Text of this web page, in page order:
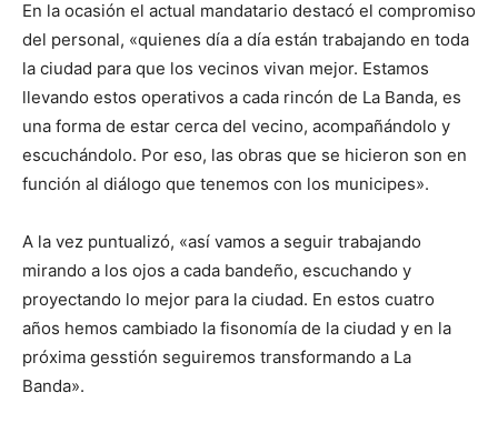
En la ocasión el actual mandatario destacó el compromiso
del personal, «quienes día a día están trabajando en toda
la ciudad para que los vecinos vivan mejor. Estamos
llevando estos operativos a cada rincón de La Banda, es
una forma de estar cerca del vecino, acompañándolo y
escuchándolo. Por eso, las obras que se hicieron son en
función al diálogo que tenemos con los municipes».
A la vez puntualizó, «así vamos a seguir trabajando
mirando a los ojos a cada bandeño, escuchando y
proyectando lo mejor para la ciudad. En estos cuatro
años hemos cambiado la fisonomía de la ciudad y en la
próxima gesstión seguiremos transformando a La
Banda».